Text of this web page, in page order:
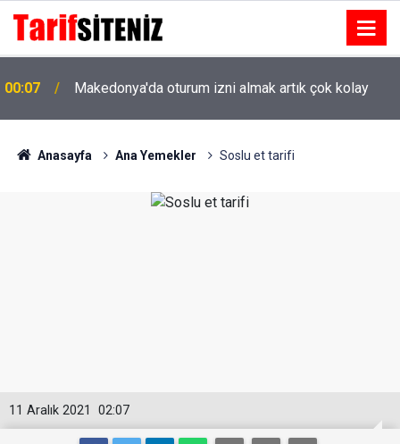
00:07 Makedonya'da oturum izni almak artık çok kolay
Anasayfa Ana Yemekler Soslu et tarifi
02:07
11 Aralık 2021